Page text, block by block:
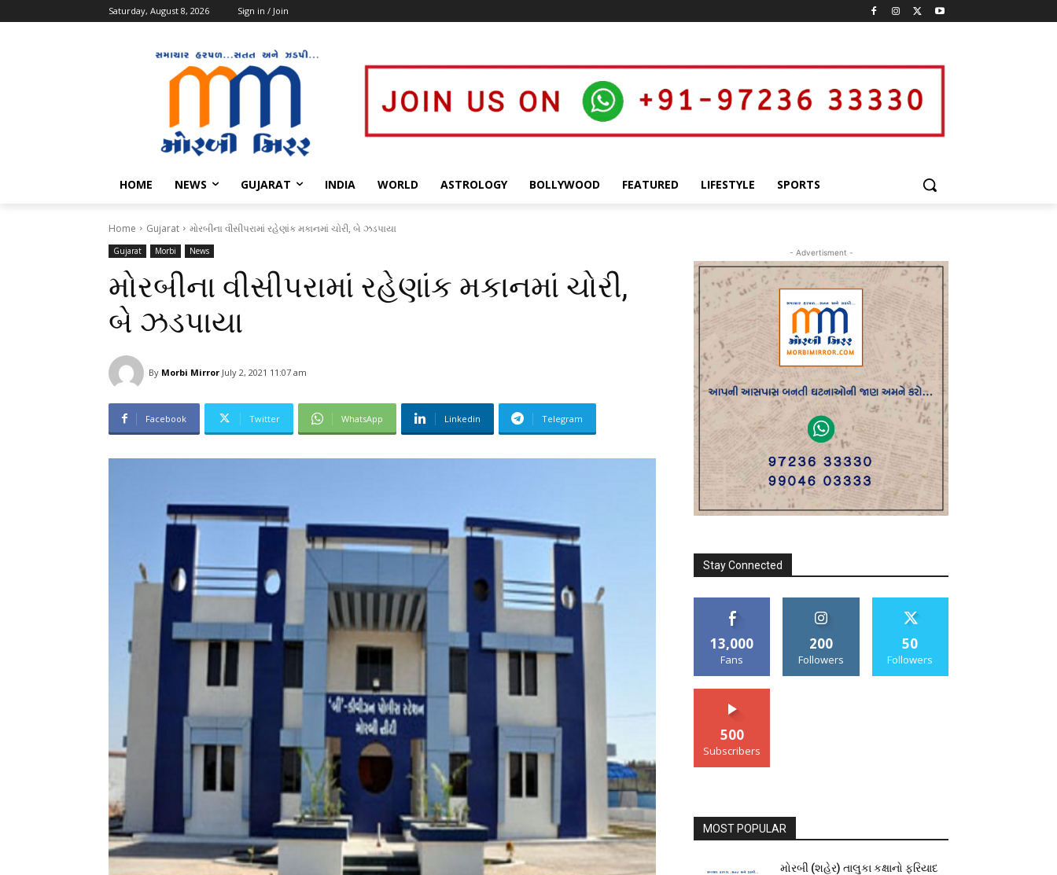
Saturday, August 8, 2026 Sign in / Join
HOME NEWS GUJARAT INDIA WORLD ASTROLOGY BOLLYWOOD FEATURED LIFESTYLE SPORTS
Home Gujarat મોરબીના વીસીપરામાં રહેણાંક મકાનમાં ચોરી, બે ઝડપાયા
Gujarat Morbi News
મોરબીના વીસીપરામાં રહેણાંક મકાનમાં ચોરી,
બે ઝડપાયા
By Morbi Mirror July 2, 2021 11:07 am
Facebook Twitter WhatsApp Linkedin Telegram
- Advertisment -
Stay Connected
13,000
Fans
200
Followers
50
Followers
500
Subscribers
MOST POPULAR
મોરબી (શહેર) તાલુકા કક્ષાનો ફરિયાદ